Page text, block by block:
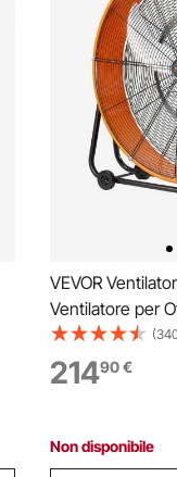
VEVOR
Ventilatore per
Alta Velocità 762
Velocità con
360°,
21490€
Non disponibile